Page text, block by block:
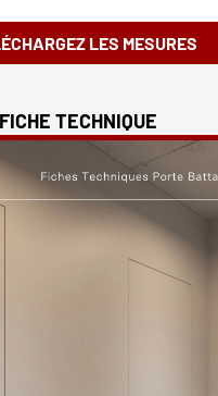
LES MESURES
FICHE TECHNIQUE